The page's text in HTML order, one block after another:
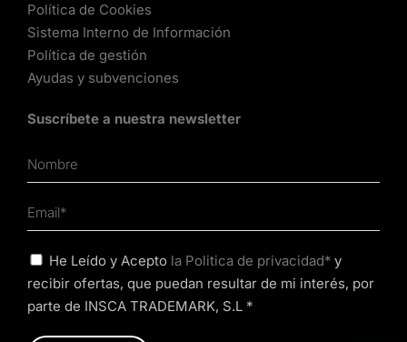
Política de Cookies
Sistema Interno de Información
Política de gestión
Ayudas y subvenciones
Suscríbete a nuestra newsletter
He Leído y Acepto la Politica de privacidad* y
recibir ofertas, que puedan resultar de mi interés, por
parte de INSCA TRADEMARK, S.L *